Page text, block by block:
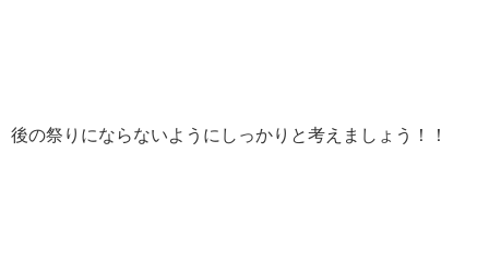
後の祭りにならないようにしっかりと考えましょう！！